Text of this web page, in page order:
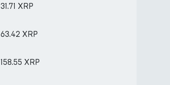
31.71 XRP
63.42 XRP
158.55 XRP